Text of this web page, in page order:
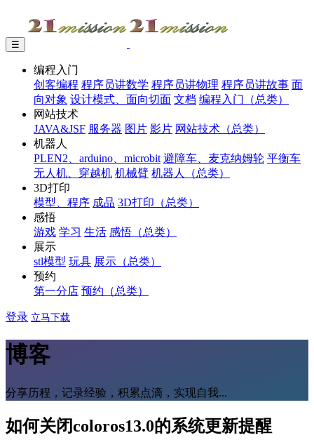
☰
编程入门
创客编程 程序员讲数学 程序员讲物理 程序员讲故事 面
向对象 设计模式、面向切面 文档 编程入门（总类）
网站技术
JAVA&JSF 服务器 图片 影片 网站技术（总类）
机器人
PLEN2、arduino、microbit 避障车、麦克纳姆轮 平衡车
无人机、穿越机 机械臂 机器人（总类）
3D打印
模型、程序 成品 3D打印（总类）
感悟
游戏 学习 生活 感悟（总类）
展示
stl模型 玩具 展示（总类）
预约
第一分店 预约（总类）
登录 立马下载
博客
分享历程，记录经验，积累点滴，实现自我...
如何关闭coloros13.0的系统更新提醒